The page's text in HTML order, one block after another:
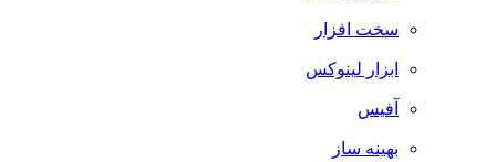
سخت افزار
ابزار لینوکس
آفیس
بهینه ساز